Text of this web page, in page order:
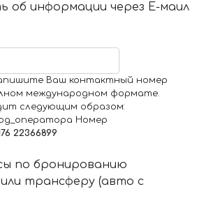
об информации через Е-маил
Ваш контактный номер
международном формате.
следующим образом:
Номер
22366899
по бронированию
трансферу (авто с